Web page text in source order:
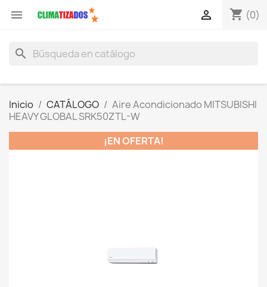
 shopping_cart (0)

search
Inicio CATÁLOGO
Aire Acondicionado MITSUBISHI
HEAVY GLOBAL SRK50ZTL-W
¡EN OFERTA!